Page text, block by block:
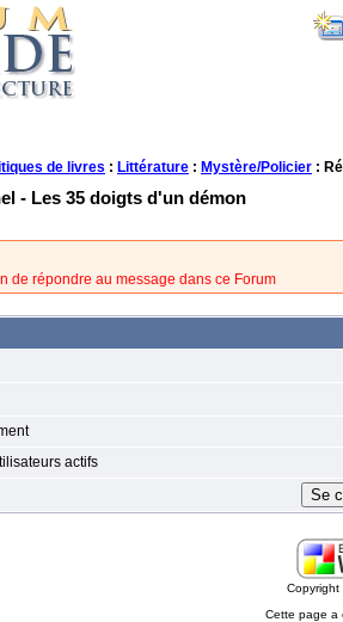
de livres : Littérature : Mystère/Policier :
- Les 35 doigts d'un démon
de répondre au message dans ce Forum
actifs
Cette page a